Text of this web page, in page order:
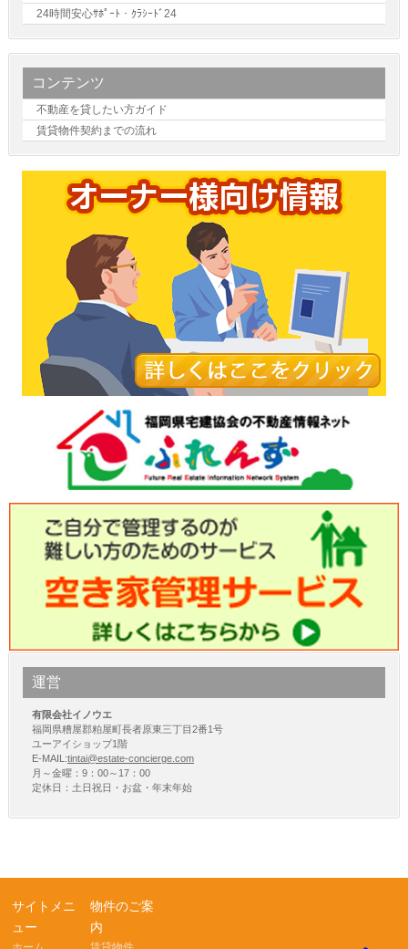
24時間安心ｻﾎﾟｰﾄ・ｸﾗｼｰﾄﾞ24
コンテンツ
不動産を貸したい方ガイド
賃貸物件契約までの流れ
運営
有限会社イノウエ
福岡県糟屋郡粕屋町長者原東三丁目2番1号
ユーアイショップ1階
E-MAIL:tintai@estate-concierge.com
月～金曜：9：00～17：00
定休日：土日祝日・お盆・年末年始
サイトメニ
ュー
物件のご案
内